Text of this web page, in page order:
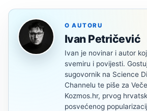
O AUTORU
Ivan Petričević
Ivan je novinar i autor
svemiru i povijesti.
sugovornik na Science
Channelu te piše za
Kozmos.hr, prvog
posvećenog